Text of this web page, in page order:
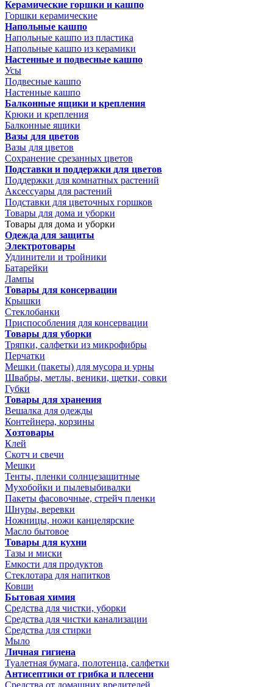
Керамические горшки и кашпо
Горшки керамические
Напольные кашпо
Напольные кашпо из пластика
Напольные кашпо из керамики
Настенные и подвесные кашпо
Усы
Подвесные кашпо
Настенные кашпо
Балконные ящики и крепления
Крюки и крепления
Балконные ящики
Вазы для цветов
Вазы для цветов
Сохранение срезанных цветов
Подставки и поддержки для цветов
Поддержки для комнатных растений
Аксессуары для растений
Подставки для цветочных горшков
Товары для дома и уборки
Товары для дома и уборки
Одежда для защиты
Электротовары
Удлинители и тройники
Батарейки
Лампы
Товары для консервации
Крышки
Стеклобанки
Приспособления для консервации
Товары для уборки
Тряпки, салфетки из микрофибры
Перчатки
Мешки (пакеты) для мусора и урны
Швабры, метлы, веники, щетки, совки
Губки
Товары для хранения
Вешалка для одежды
Контейнера, корзины
Хозтовары
Клей
Скотч и свечи
Мешки
Тенты, пленки солнцезащитные
Мухобойки и пылевыбивалки
Пакеты фасовочные, стрейч пленки
Шнуры, веревки
Ножницы, ножи канцелярские
Масло бытовое
Товары для кухни
Тазы и миски
Емкости для продуктов
Стеклотара для напитков
Ковши
Бытовая химия
Средства для чистки, уборки
Средства для чистки канализации
Средства для стирки
Мыло
Личная гигиена
Туалетная бумага, полотенца, салфетки
Антисептики от грибка и плесени
Средства от домашних вредителей